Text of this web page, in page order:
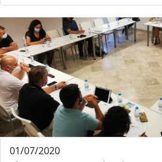
01/07/2020